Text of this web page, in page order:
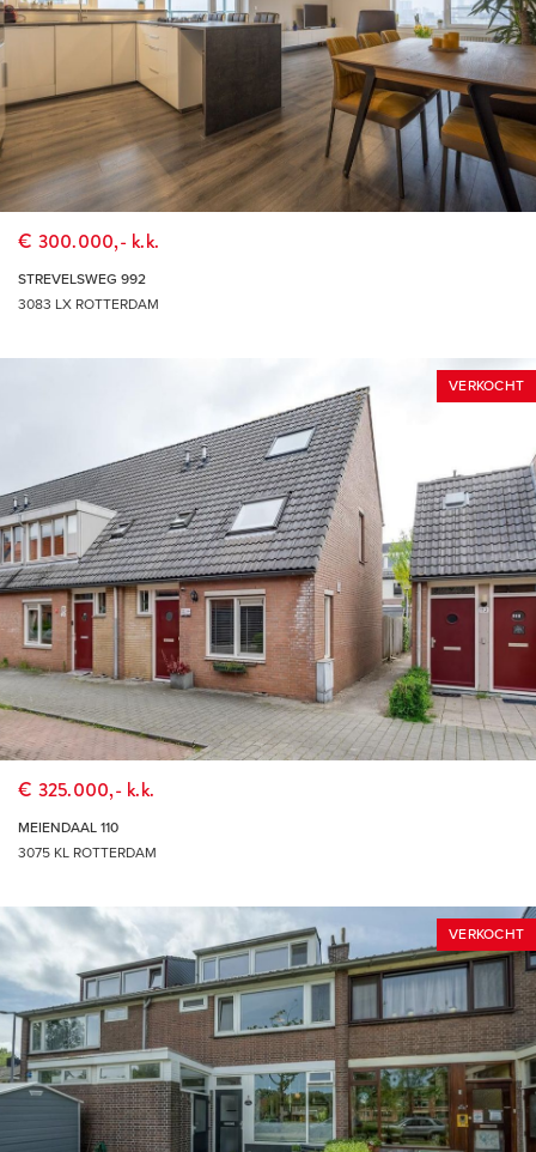
€ 300.000,- k.k.
STREVELSWEG 992
3083 LX ROTTERDAM
VERKOCHT
€ 325.000,- k.k.
MEIENDAAL 110
3075 KL ROTTERDAM
VERKOCHT